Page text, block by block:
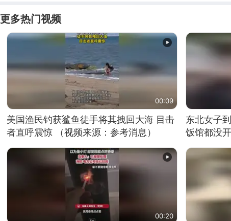
更多热门视频
00:09
美国渔民钓获鲨鱼徒手将其拽回大海 目击
者直呼震惊 （视频来源：参考消息）
东北女子
饭馆都没
00:20